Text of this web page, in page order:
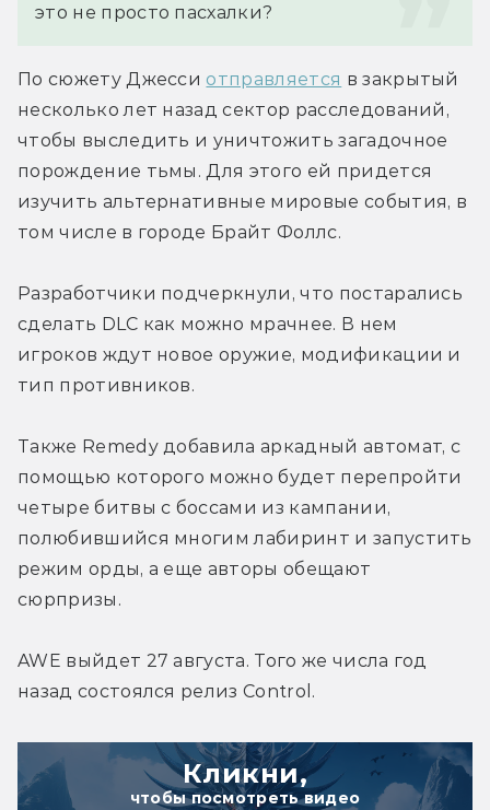
это не просто пасхалки?
По сюжету Джесси отправляется в закрытый
несколько лет назад сектор расследований,
чтобы выследить и уничтожить загадочное
порождение тьмы. Для этого ей придется
изучить альтернативные мировые события, в
том числе в городе Брайт Фоллс.
Разработчики подчеркнули, что постарались
сделать DLC как можно мрачнее. В нем
игроков ждут новое оружие, модификации и
тип противников.
Также Remedy добавила аркадный автомат, с
помощью которого можно будет перепройти
четыре битвы с боссами из кампании,
полюбившийся многим лабиринт и запустить
режим орды, а еще авторы обещают
сюрпризы.
AWE выйдет 27 августа. Того же числа год
назад состоялся релиз Control.
Кликни,
чтобы посмотреть видео